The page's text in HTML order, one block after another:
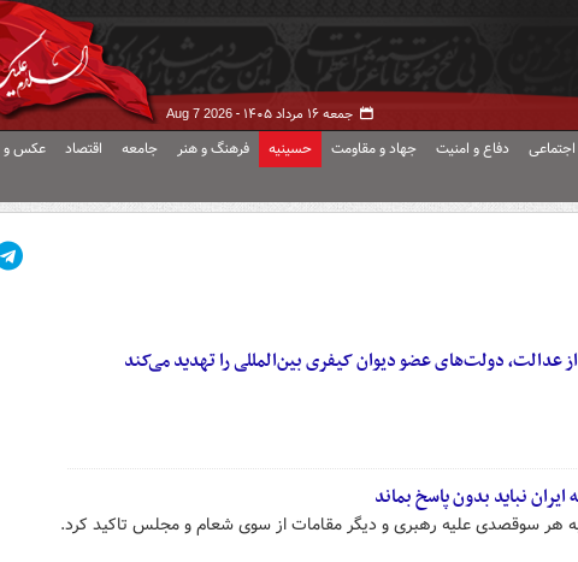
جمعه ۱۶ مرداد ۱۴۰۵ - Aug 7 2026
دفاع و امنیت جهاد و مقاومت حسینیه فرهنگ و هنر جامعه اقتصاد عکس و
عدالت، دولت‌های عضو دیوان کیفری بین‌المللی را تهدید می‌کند
نباید بدون پاسخ بماند
هر سوقصدی علیه رهبری و دیگر مقامات از سوی شعام و مجلس تاکید کرد.